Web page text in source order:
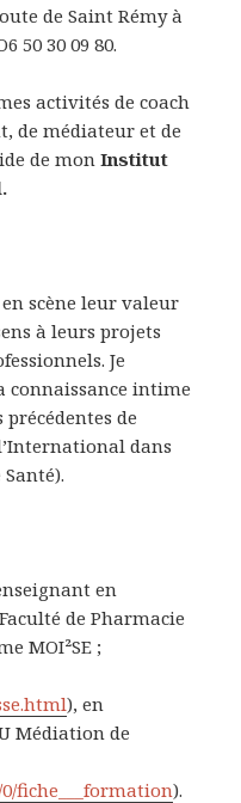
de Saint Rémy à
50 30 09 80.
activités de coach
de médiateur et de
de monInstitut
scène leur valeur
à leurs projets
Je
connaissance intime
de
dans
en
de Pharmacie
MOI²SE ;
), en
Médiation de
fiche___formation).